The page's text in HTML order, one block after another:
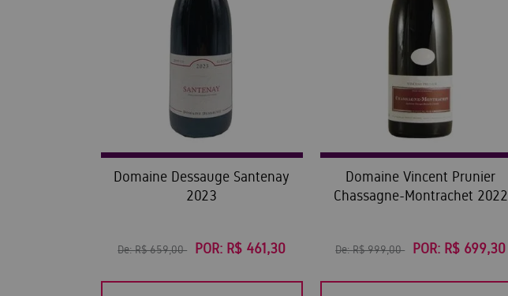
Domaine Dessauge Santenay
2023
De:R$ 659,00 POR: R$ 461,30
Domaine Vincent Prunier
Chassagne-Montrachet 2022
De:R$ 999,00 POR: R$ 699,30